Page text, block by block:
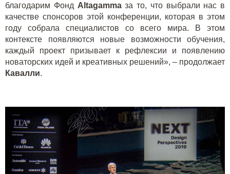
благодарим Фонд Altagammaза то, что выбрали нас в
качестве спонсоров этой конференции, которая в этом
году собрала специалистов со всего мира. В этом
контексте появляются новые возможности обучения,
каждый проект призывает к рефлексии и появлению
новаторских идей и креативных решений», – продолжает
Кавалли.